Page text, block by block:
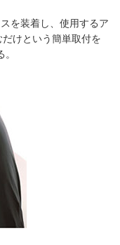
を装着し、使用するア
けという簡単取付を